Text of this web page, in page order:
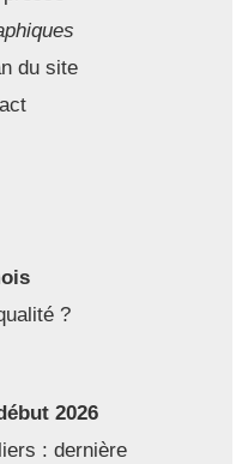
du site
?
2026
: dernière